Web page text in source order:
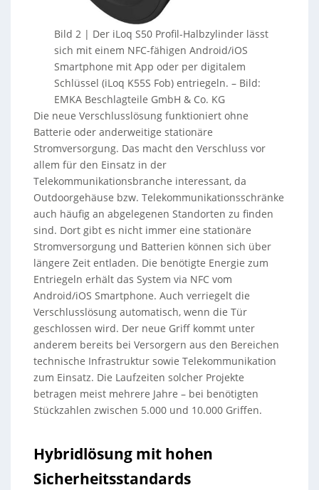
Bild 2 | Der iLoq S50 Profil-Halbzylinder lässt
sich mit einem NFC-fähigen Android/iOS
Smartphone mit App oder per digitalem
Schlüssel (iLoq K55S Fob) entriegeln. – Bild:
EMKA Beschlagteile GmbH & Co. KG
Die neue Verschlusslösung funktioniert ohne
Batterie oder anderweitige stationäre
Stromversorgung. Das macht den Verschluss vor
allem für den Einsatz in der
Telekommunikationsbranche interessant, da
Outdoorgehäuse bzw. Telekommunikationsschränke
auch häufig an abgelegenen Standorten zu finden
sind. Dort gibt es nicht immer eine stationäre
Stromversorgung und Batterien können sich über
längere Zeit entladen. Die benötigte Energie zum
Entriegeln erhält das System via NFC vom
Android/iOS Smartphone. Auch verriegelt die
Verschlusslösung automatisch, wenn die Tür
geschlossen wird. Der neue Griff kommt unter
anderem bereits bei Versorgern aus den Bereichen
technische Infrastruktur sowie Telekommunikation
zum Einsatz. Die Laufzeiten solcher Projekte
betragen meist mehrere Jahre – bei benötigten
Stückzahlen zwischen 5.000 und 10.000 Griffen.
Hybridlösung mit hohen
Sicherheitsstandards